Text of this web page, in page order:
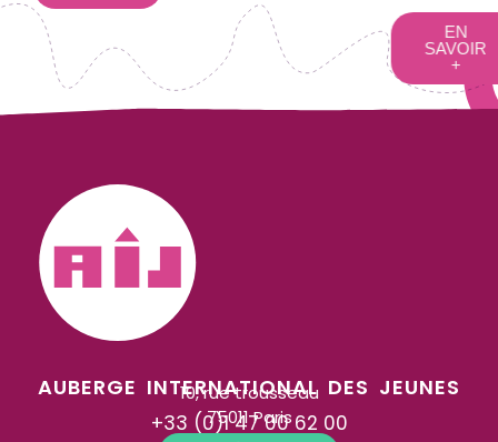
EN
SAVOIR
+
AUBERGE INTERNATIONAL DES JEUNES
10, rue trousseau
75011 Paris
+33 (0)1 47 00 62 00